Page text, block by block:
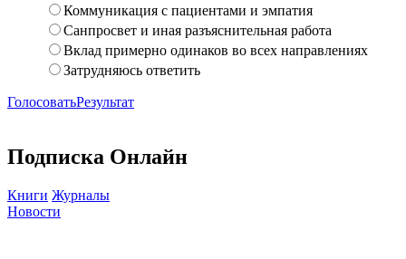
Коммуникация с пациентами и эмпатия
Санпросвет и иная разъяснительная работа
Вклад примерно одинаков во всех направлениях
Затрудняюсь ответить
ГолосоватьРезультат
Подписка Онлайн
Книги Журналы
Новости